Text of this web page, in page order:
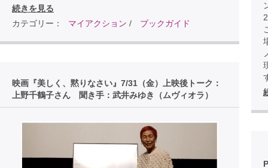
続きを見る
カテゴリー：
マイアクション / ブックガイド
映画『美しく、黙りなさい』7/31（金）上映後トーク：
上野千鶴子さん 聞き手：武井みゆき（ムヴィオラ）